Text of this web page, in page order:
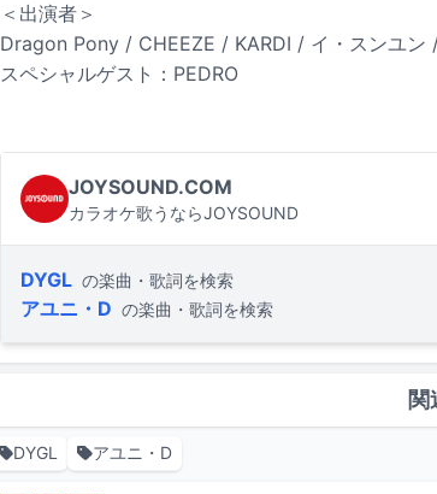
＜出演者＞
Dragon Pony / CHEEZE / KARDI / イ・スンユン
スペシャルゲスト：PEDRO
JOYSOUND.COM
カラオケ歌うならJOYSOUND
DYGL の楽曲・歌詞を検索
アユニ・D の楽曲・歌詞を検索
関
DYGL アユニ・D